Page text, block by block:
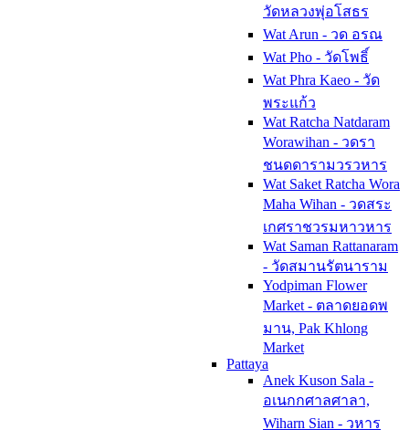
วัดหลวงพุ่อโสธร
Wat Arun - วด อรณ
Wat Pho - วัดโพธิ์
Wat Phra Kaeo - วัด
พระแก้ว
Wat Ratcha Natdaram
Worawihan - วดรา
ชนดดารามวรวหาร
Wat Saket Ratcha Wora
Maha Wihan - วดสระ
เกศราชวรมหาวหาร
Wat Saman Rattanaram
- วัดสมานรัตนาราม
Yodpiman Flower
Market - ตลาดยอดพ
มาน, Pak Khlong
Market
Pattaya
Anek Kuson Sala -
อเนกกศาลศาลา,
Wiharn Sian - วหาร